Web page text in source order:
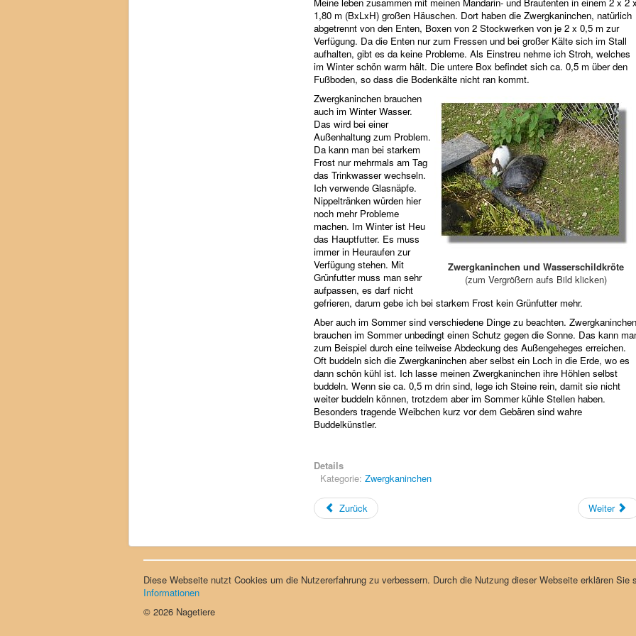
1,80 m (BxLxH) großen Häuschen. Dort haben die Zwergkaninchen, natürlich
abgetrennt von den Enten, Boxen von 2 Stockwerken von je 2 x 0,5 m zur
Verfügung. Da die Enten nur zum Fressen und bei großer Kälte sich im Stall
aufhalten, gibt es da keine Probleme. Als Einstreu nehme ich Stroh, welches
im Winter schön warm hält. Die untere Box befindet sich ca. 0,5 m über den
Fußboden, so dass die Bodenkälte nicht ran kommt.
Zwergkaninchen und Wasserschildkröte
(zum Vergrößern aufs Bild klicken)
Zwergkaninchen brauchen
auch im Winter Wasser.
Das wird bei einer
Außenhaltung zum Problem.
Da kann man bei starkem
Frost nur mehrmals am Tag
das Trinkwasser wechseln.
Ich verwende Glasnäpfe.
Nippeltränken würden hier
noch mehr Probleme
machen. Im Winter ist Heu
das Hauptfutter. Es muss
immer in Heuraufen zur
Verfügung stehen. Mit
Grünfutter muss man sehr
aufpassen, es darf nicht
gefrieren, darum gebe ich bei starkem Frost kein Grünfutter mehr.
Aber auch im Sommer sind verschiedene Dinge zu beachten. Zwergkaninchen
brauchen im Sommer unbedingt einen Schutz gegen die Sonne. Das kann
zum Beispiel durch eine teilweise Abdeckung des Außengeheges erreichen.
Oft buddeln sich die Zwergkaninchen aber selbst ein Loch in die Erde, wo es
dann schön kühl ist. Ich lasse meinen Zwergkaninchen ihre Höhlen selbst
buddeln. Wenn sie ca. 0,5 m drin sind, lege ich Steine rein, damit sie nicht
weiter buddeln können, trotzdem aber im Sommer kühle Stellen haben.
Besonders tragende Weibchen kurz vor dem Gebären sind wahre
Buddelkünstler.
Details
Kategorie: Zwergkaninchen
Zurück Weiter
Diese Webseite nutzt Cookies um die Nutzererfahrung zu verbessern. Durch die Nutzung dieser Webseite erklären
Informationen
© 2026 Nagetiere